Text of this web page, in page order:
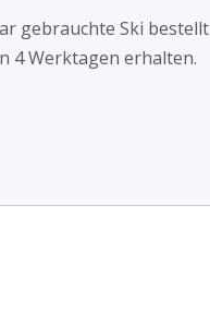
gebrauchte Ski bestellt
4 Werktagen erhalten.